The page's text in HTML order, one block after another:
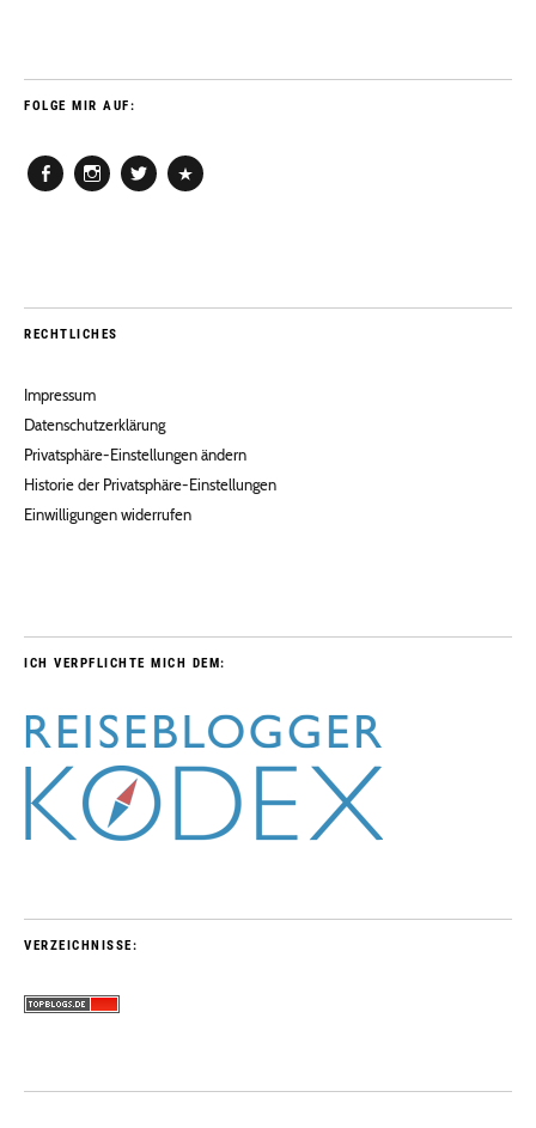
FOLGE MIR AUF:
RECHTLICHES
Impressum
Datenschutzerklärung
Privatsphäre-Einstellungen ändern
Historie der Privatsphäre-Einstellungen
Einwilligungen widerrufen
ICH VERPFLICHTE MICH DEM:
VERZEICHNISSE: